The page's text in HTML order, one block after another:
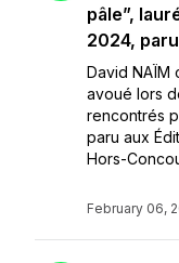
pâle”,
2024,
David NAÏM
avoué lors
rencontrés
paru aux
Hors-
February 06,